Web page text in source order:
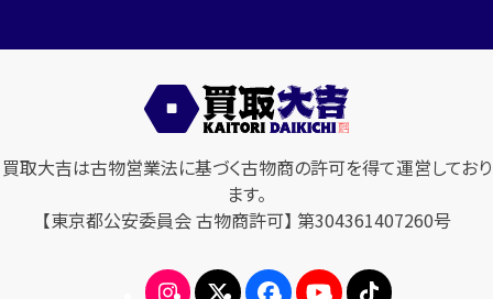
買取大吉は古物営業法に基づく古物商の許可を得て運営しており
ます。
【東京都公安委員会 古物商許可】 第304361407260号